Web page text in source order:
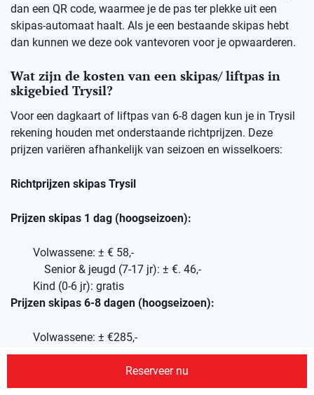
dan een QR code, waarmee je de pas ter plekke uit een
skipas-automaat haalt. Als je een bestaande skipas hebt
dan kunnen we deze ook vantevoren voor je opwaarderen.
Wat zijn de kosten van een skipas/ liftpas in
skigebied Trysil?
Voor een dagkaart of liftpas van 6-8 dagen kun je in Trysil
rekening houden met onderstaande richtprijzen. Deze
prijzen variëren afhankelijk van seizoen en wisselkoers:
Richtprijzen skipas Trysil
Prijzen skipas 1 dag (hoogseizoen):
Volwassene: ± € 58,-
Senior & jeugd (7-17 jr): ± €. 46,-
Kind (0-6 jr): gratis
Prijzen skipas 6-8 dagen (hoogseizoen):
Volwassene: ± €285,-
Senior & jeugd (7-17 jr): ± €230,-
Wil je je skipassen van tevoren via ons reserveren, geef dit
Reserveer nu